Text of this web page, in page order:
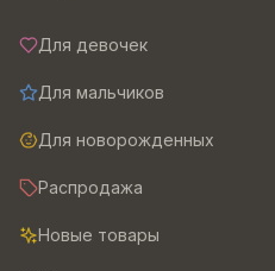
Для девочек
Для мальчиков
Для новорожденных
Распродажа
Новые товары